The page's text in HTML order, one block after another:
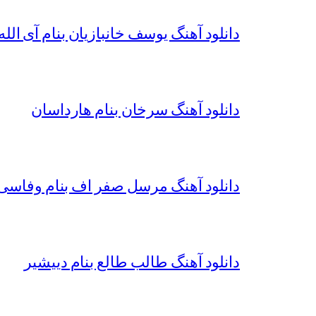
دانلود آهنگ یوسف خانبازیان بنام آی
دانلود آهنگ سرخان بنام هارداسان
دانلود آهنگ مرسل صفر اف بنام
دانلود آهنگ طالب طالع بنام دییشیر